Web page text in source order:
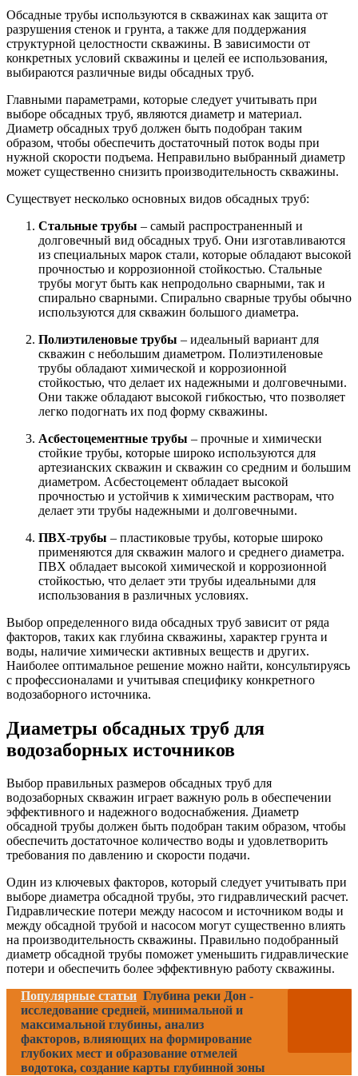
Обсадные трубы используются в скважинах как защита от
разрушения стенок и грунта, а также для поддержания
структурной целостности скважины. В зависимости от
конкретных условий скважины и целей ее использования,
выбираются различные виды обсадных труб.
Главными параметрами, которые следует учитывать при
выборе обсадных труб, являются диаметр и материал.
Диаметр обсадных труб должен быть подобран таким
образом, чтобы обеспечить достаточный поток воды при
нужной скорости подъема. Неправильно выбранный диаметр
может существенно снизить производительность скважины.
Существует несколько основных видов обсадных труб:
Стальные трубы – самый распространенный и
долговечный вид обсадных труб. Они изготавливаются
из специальных марок стали, которые обладают высокой
прочностью и коррозионной стойкостью. Стальные
трубы могут быть как непродольно сварными, так и
спирально сварными. Спирально сварные трубы обычно
используются для скважин большого диаметра.
Полиэтиленовые трубы – идеальный вариант для
скважин с небольшим диаметром. Полиэтиленовые
трубы обладают химической и коррозионной
стойкостью, что делает их надежными и долговечными.
Они также обладают высокой гибкостью, что позволяет
легко подогнать их под форму скважины.
Асбестоцементные трубы – прочные и химически
стойкие трубы, которые широко используются для
артезианских скважин и скважин со средним и большим
диаметром. Асбестоцемент обладает высокой
прочностью и устойчив к химическим растворам, что
делает эти трубы надежными и долговечными.
ПВХ-трубы – пластиковые трубы, которые широко
применяются для скважин малого и среднего диаметра.
ПВХ обладает высокой химической и коррозионной
стойкостью, что делает эти трубы идеальными для
использования в различных условиях.
Выбор определенного вида обсадных труб зависит от ряда
факторов, таких как глубина скважины, характер грунта и
воды, наличие химически активных веществ и других.
Наиболее оптимальное решение можно найти, консультируясь
с профессионалами и учитывая специфику конкретного
водозаборного источника.
Диаметры обсадных труб для
водозаборных источников
Выбор правильных размеров обсадных труб для
водозаборных скважин играет важную роль в обеспечении
эффективного и надежного водоснабжения. Диаметр
обсадной трубы должен быть подобран таким образом, чтобы
обеспечить достаточное количество воды и удовлетворить
требования по давлению и скорости подачи.
Один из ключевых факторов, который следует учитывать при
выборе диаметра обсадной трубы, это гидравлический расчет.
Гидравлические потери между насосом и источником воды и
между обсадной трубой и насосом могут существенно влиять
на производительность скважины. Правильно подобранный
диаметр обсадной трубы поможет уменьшить гидравлические
потери и обеспечить более эффективную работу скважины.
Популярные статьи Глубина реки Дон -
исследование средней, минимальной и
максимальной глубины, анализ
факторов, влияющих на формирование
глубоких мест и образование отмелей
водотока, создание карты глубинной зоны